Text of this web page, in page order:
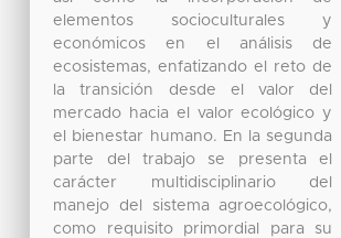
elementos socioculturales y
económicos en el análisis de
ecosistemas, enfatizando el reto de
la transición desde el valor del
mercado hacia el valor ecológico y
el bienestar humano. En la segunda
parte del trabajo se presenta el
carácter multidisciplinario del
manejo del sistema agroecológico,
como requisito primordial para su